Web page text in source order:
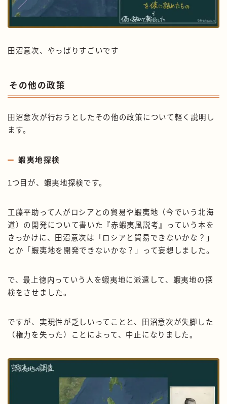
田沼意次、やっぱりすごいです
その他の政策
田沼意次が行おうとしたその他の政策について軽く説明し
ます。
蝦夷地探検
1つ目が、蝦夷地探検です。
工藤平助って人がロシアとの貿易や蝦夷地（今でいう北海
道）の開発について書いた『赤蝦夷風説考』っていう本を
きっかけに、田沼意次は「ロシアと貿易できないかな？」
とか「蝦夷地を開発できないかな？」って妄想しました。
で、最上徳内っていう人を蝦夷地に派遣して、蝦夷地の探
検をさせました。
ですが、実現性が乏しいってことと、田沼意次が失脚した
（権力を失った）ことによって、中止になりました。